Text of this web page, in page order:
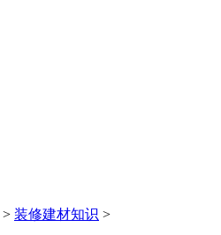
> 装修建材知识 >